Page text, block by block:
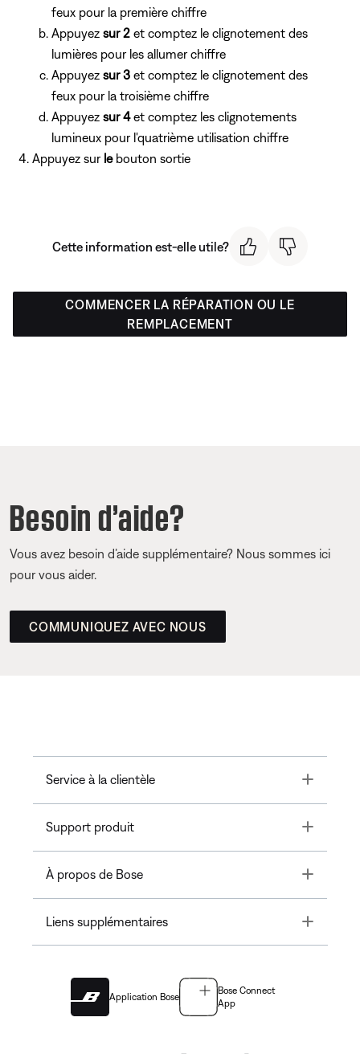
feux pour la première chiffre
Appuyez sur 2 et comptez le clignotement des
lumières pour les allumer chiffre
Appuyez sur 3 et comptez le clignotement des
feux pour la troisième chiffre
Appuyez sur 4 et comptez les clignotements
lumineux pour l'quatrième utilisation chiffre
Appuyez sur lebouton sortie
Cette information est-elle utile?
COMMENCER LA RÉPARATION OU LE
REMPLACEMENT
Besoin d’aide?
Vous avez besoin d’aide supplémentaire? Nous sommes ici
pour vous aider.
COMMUNIQUEZ AVEC NOUS
Service à la clientèle Toggle
Support produit Toggle
À propos de Bose Toggle
Liens supplémentaires Toggle
Application Bose
Bose Connect
App